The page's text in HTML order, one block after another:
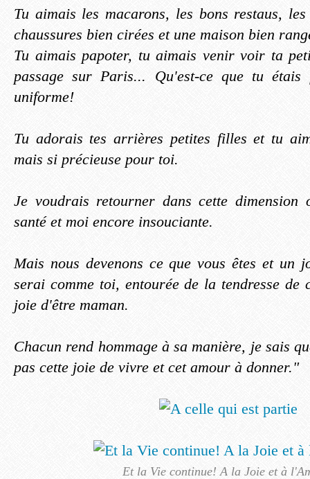
Tu aimais les macarons, les bons restaus, les
chaussures bien cirées et une maison bien
Tu aimais papoter, tu aimais venir voir ta
passage sur Paris... Qu'est-ce que tu
uniforme!
Tu adorais tes arrières petites filles et tu
mais si précieuse pour toi.
Je voudrais retourner dans cette dimension
santé et moi encore insouciante.
Mais nous devenons ce que vous êtes et un
serai comme toi, entourée de la tendresse
joie d'être maman.
Chacun rend hommage à sa manière, je sais
pas cette joie de vivre et cet amour à donner."
Et la Vie continue! A la Joie et à